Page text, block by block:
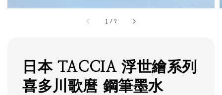
1 /7
日本 TACCIA 浮世繪系列
喜多川歌麿 鋼筆墨水